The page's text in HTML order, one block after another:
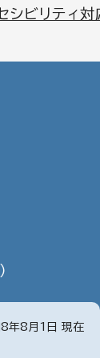
シビリティ
年8月1日 現在